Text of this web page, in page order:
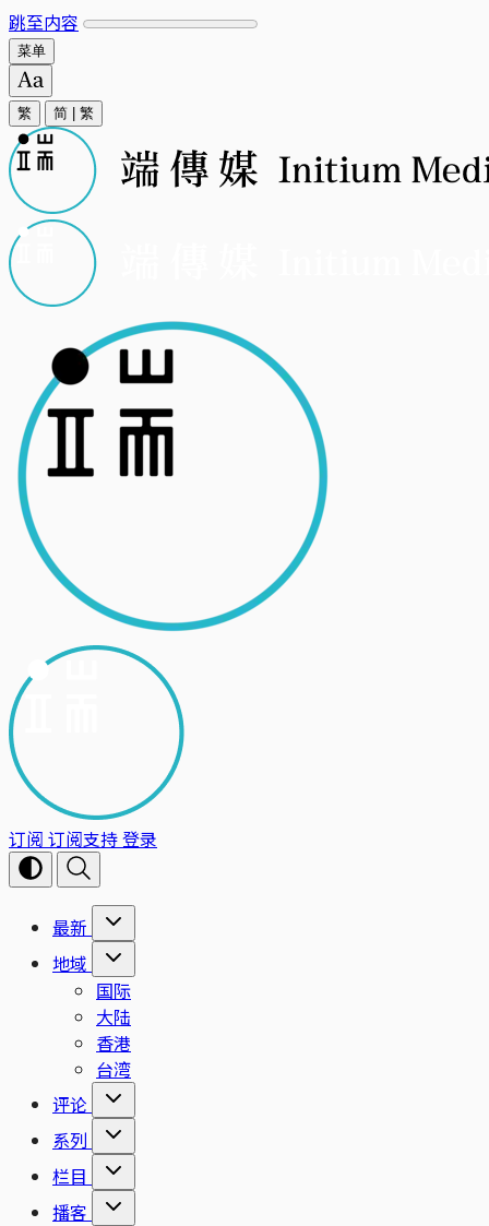
跳至内容
菜单
繁 简 繁
订阅 订阅支持登录
最新
地域
国际
大陆
香港
台湾
评论
系列
栏目
播客